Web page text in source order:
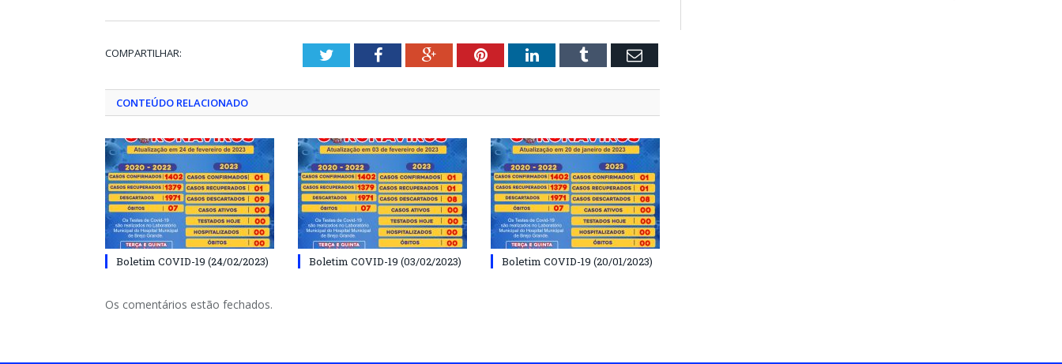
COMPARTILHAR: TwitterFacebookGoogle+PinterestLinkedInTumblr Email
CONTEÚDO RELACIONADO
Boletim COVID-19 (24/02/2023) Boletim COVID-19 (03/02/2023) Boletim COVID-19 (20/01/2023)
Os comentários estão fechados.